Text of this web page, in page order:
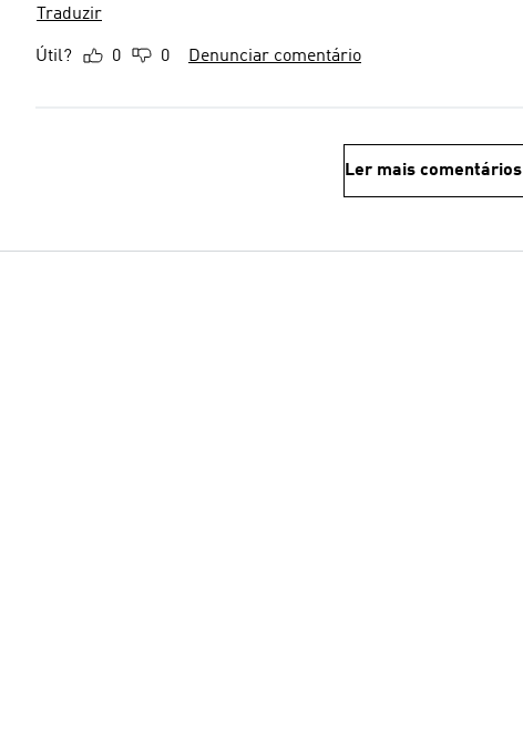
Traduzir
Útil? 0 0 Denunciar comentário
Ler mais comentários